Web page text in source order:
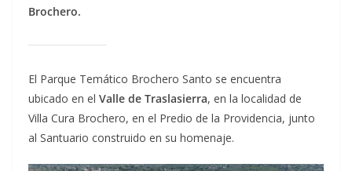
Brochero.
El Parque Temático Brochero Santo se encuentra
ubicado en el Valle de Traslasierra, en la localidad de
Villa Cura Brochero, en el Predio de la Providencia, junto
al Santuario construido en su homenaje.